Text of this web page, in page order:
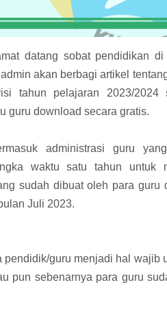
datang sobat pendidikan
akan berbagi artikel
tahun pelajaran 2023/2024
guru download secara gratis.
administrasi guru
waktu satu tahun untuk
sudah dibuat oleh para guru
Juli 2023.
pendidik/guru menjadi hal wajib
pun sebenarnya para guru